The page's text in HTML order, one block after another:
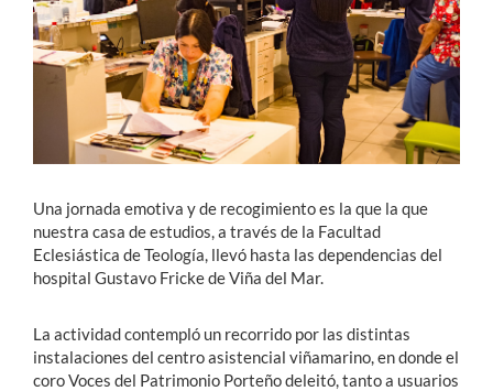
Académicos
Funcionarios
Alumni
Una jornada emotiva y de recogimiento es la que la que
nuestra casa de estudios, a través de la Facultad
Eclesiástica de Teología, llevó hasta las dependencias del
hospital Gustavo Fricke de Viña del Mar.
La actividad contempló un recorrido por las distintas
instalaciones del centro asistencial viñamarino, en donde el
coro Voces del Patrimonio Porteño deleitó, tanto a usuarios